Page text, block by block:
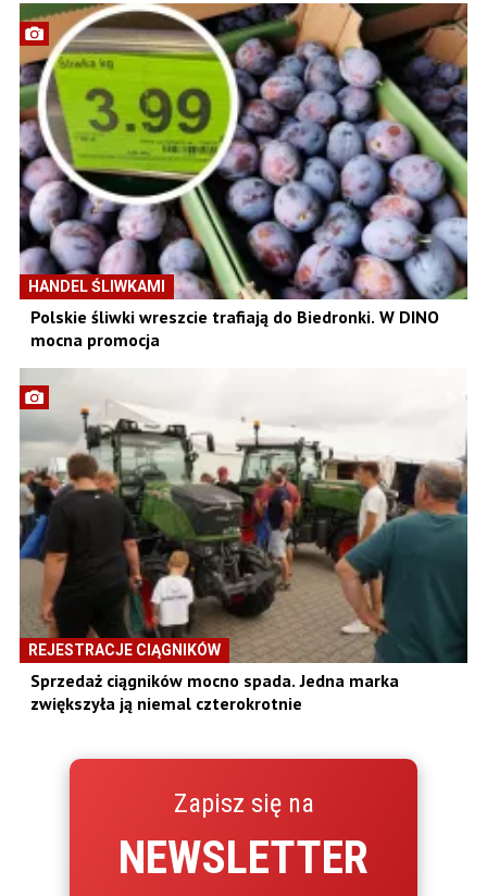
HANDEL ŚLIWKAMI
Polskie śliwki wreszcie trafiają do Biedronki. W DINO
mocna promocja
REJESTRACJE CIĄGNIKÓW
Sprzedaż ciągników mocno spada. Jedna marka
zwiększyła ją niemal czterokrotnie
Zapisz się na
NEWSLETTER